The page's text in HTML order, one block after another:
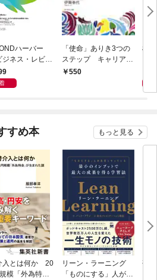
ハーバー
ジネス・レビュ
年9月号 特集
マネジメント
「使命」ありき3つの
ステップ キャリアの
成功とは何か
550
極
すめ本 もっと見る
入とは何か 20
模「外為特
リーン・ラーニング
「ものにする」人が自
研